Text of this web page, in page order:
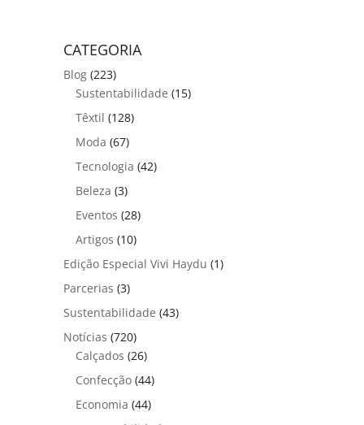
CATEGORIA
Blog (223)
Sustentabilidade (15)
Têxtil (128)
Moda (67)
Tecnologia (42)
Beleza (3)
Eventos (28)
Artigos (10)
Edição Especial Vivi Haydu (1)
Parcerias (3)
Sustentabilidade (43)
Notícias (720)
Calçados (26)
Confecção (44)
Economia (44)